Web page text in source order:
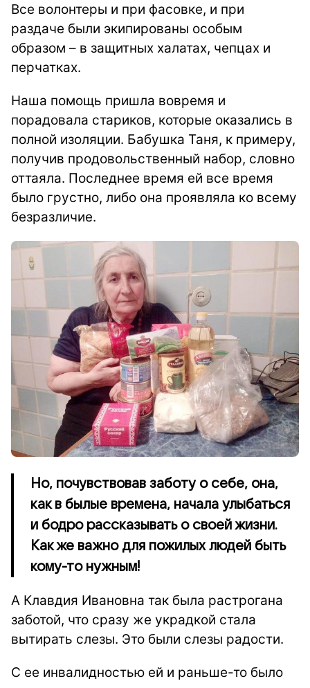
Все волонтеры и при фасовке, и при
раздаче были экипированы особым
образом – в защитных халатах, чепцах и
перчатках.
Наша помощь пришла вовремя и
порадовала стариков, которые оказались в
полной изоляции. Бабушка Таня, к примеру,
получив продовольственный набор, словно
оттаяла. Последнее время ей все время
было грустно, либо она проявляла ко всему
безразличие.
Но, почувствовав заботу о себе, она,
как в былые времена, начала улыбаться
и бодро рассказывать о своей жизни.
Как же важно для пожилых людей быть
кому-то нужным!
А Клавдия Ивановна так была растрогана
заботой, что сразу же украдкой стала
вытирать слезы. Это были слезы радости.
С ее инвалидностью ей и раньше-то было